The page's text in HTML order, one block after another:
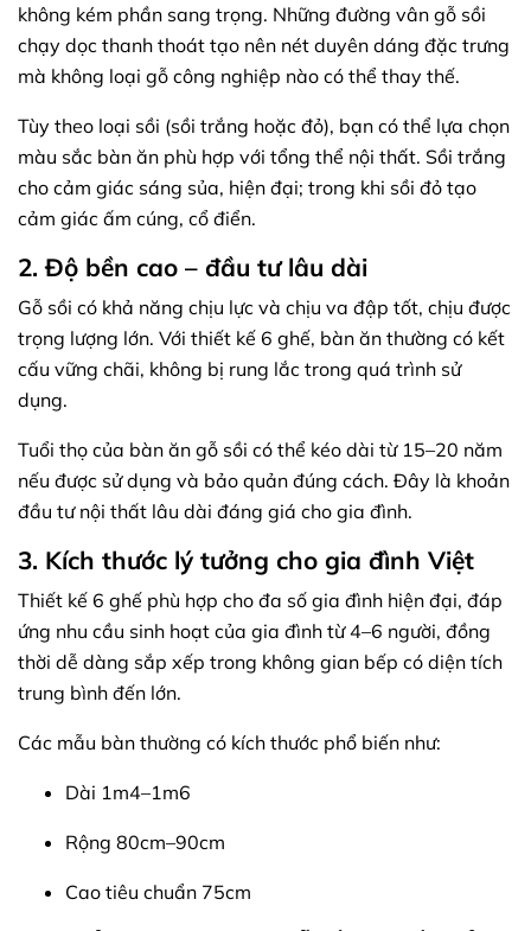
không kém phần sang trọng. Những đường vân gỗ sồi
chạy dọc thanh thoát tạo nên nét duyên dáng đặc trưng
mà không loại gỗ công nghiệp nào có thể thay thế.
Tùy theo loại sồi (sồi trắng hoặc đỏ), bạn có thể lựa chọn
màu sắc bàn ăn phù hợp với tổng thể nội thất. Sồi trắng
cho cảm giác sáng sủa, hiện đại; trong khi sồi đỏ tạo
cảm giác ấm cúng, cổ điển.
2. Độ bền cao – đầu tư lâu dài
Gỗ sồi có khả năng chịu lực và chịu va đập tốt, chịu được
trọng lượng lớn. Với thiết kế 6 ghế, bàn ăn thường có kết
cấu vững chãi, không bị rung lắc trong quá trình sử
dụng.
Tuổi thọ của bàn ăn gỗ sồi có thể kéo dài từ 15–20 năm
nếu được sử dụng và bảo quản đúng cách. Đây là khoản
đầu tư nội thất lâu dài đáng giá cho gia đình.
3. Kích thước lý tưởng cho gia đình Việt
Thiết kế 6 ghế phù hợp cho đa số gia đình hiện đại, đáp
ứng nhu cầu sinh hoạt của gia đình từ 4–6 người, đồng
thời dễ dàng sắp xếp trong không gian bếp có diện tích
trung bình đến lớn.
Các mẫu bàn thường có kích thước phổ biến như:
Dài 1m4–1m6
Rộng 80cm–90cm
Cao tiêu chuẩn 75cm